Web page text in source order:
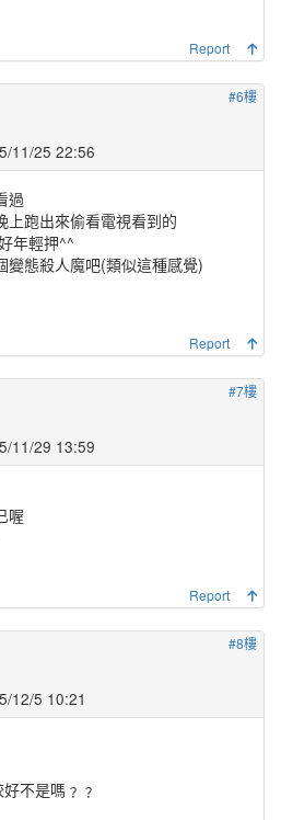
Report
#6樓
11/25 22:56
過
上跑出來偷看電視看到的
年輕押^^
變態殺人魔吧(類似這種感覺)
Report
#7樓
11/29 13:59
喔
Report
#8樓
12/5 10:21
不是嗎﹖﹖